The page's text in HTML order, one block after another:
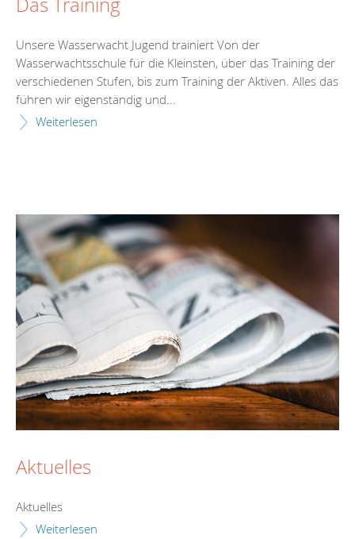
Unsere Wasserwacht Jugend trainiert Von der
Wasserwachtsschule für die Kleinsten, über das Training der
verschiedenen Stufen, bis zum Training der Aktiven. Alles das
führen wir eigenständig und...
Weiterlesen
Aktuelles
Aktuelles
Weiterlesen